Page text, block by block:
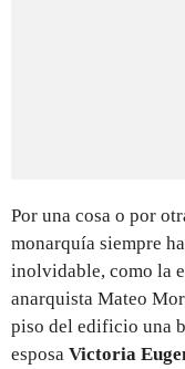
Por una cosa o por
monarquía siempre
inolvidable, como la
anarquista Mateo
piso del edificio una
esposa Victoria